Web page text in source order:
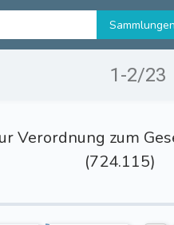
1-2/23
Verordnung zum
(724.115)